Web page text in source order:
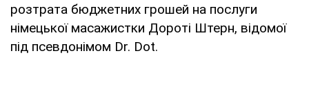
розтрата бюджетних грошей на послуги
німецької масажистки Дороті Штерн, відомої
під псевдонімом Dr. Dot.